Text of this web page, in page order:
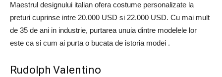
Maestrul designului italian ofera costume personalizate la
preturi cuprinse intre 20.000 USD si 22.000 USD. Cu mai mult
de 35 de ani in industrie, purtarea unuia dintre modelele lor
este ca si cum ai purta o bucata de istoria modei .
Rudolph Valentino